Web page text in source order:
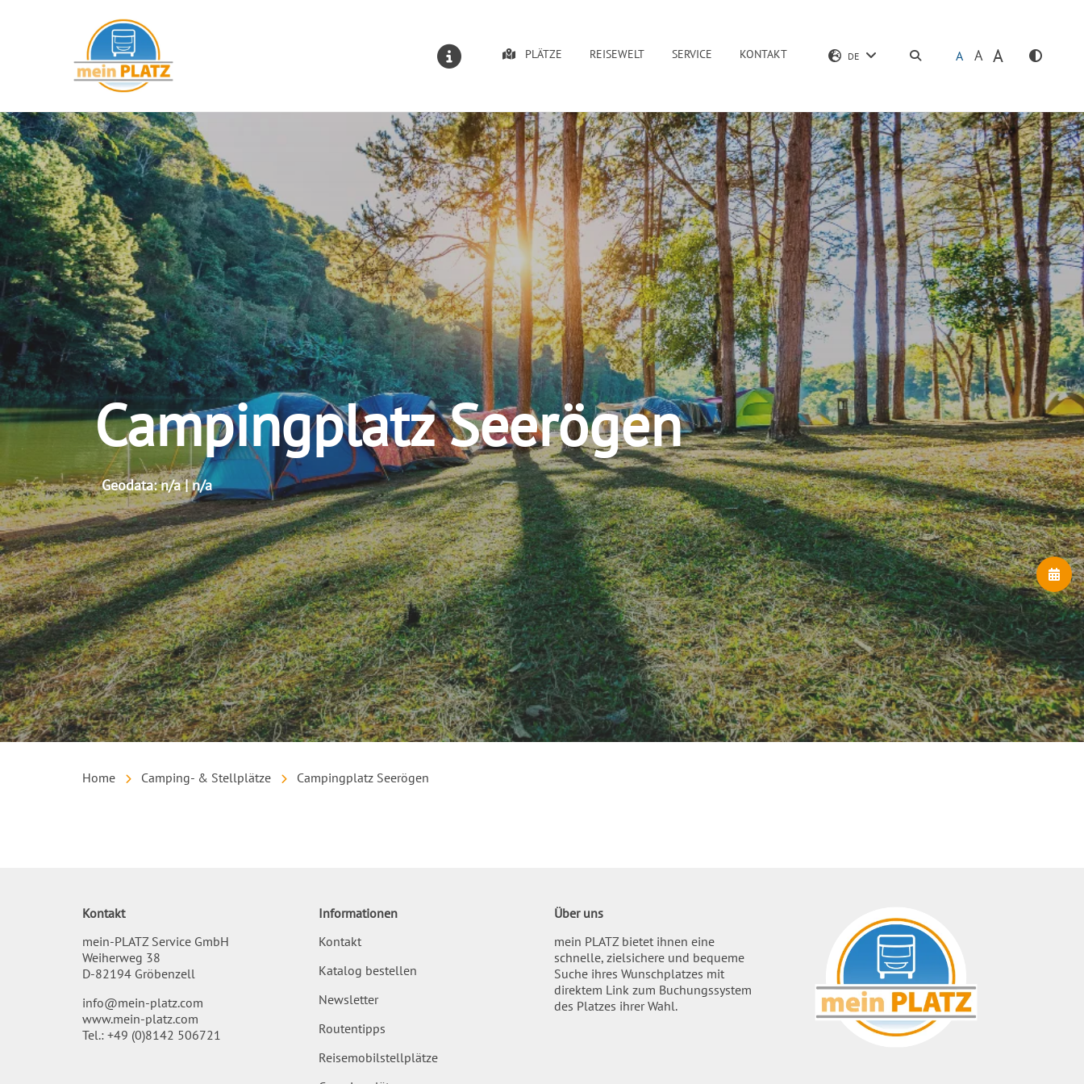
PLÄTZE REISEWELT SERVICE KONTAKT DE SUCHENA A A
Campingplatz Seerögen
Geodata: n/a | n/a
Home Camping- & Stellplätze Campingplatz Seerögen
Kontakt
mein-PLATZ Service GmbH
Weiherweg 38
D-82194 Gröbenzell
info@mein-platz.com
www.mein-platz.com
Tel.: +49 (0)8142 506721
Informationen
Kontakt
Katalog bestellen
Newsletter
Routentipps
Reisemobilstellplätze
Über uns
mein PLATZ bietet ihnen eine
schnelle, zielsichere und bequeme
Suche ihres Wunschplatzes mit
direktem Link zum Buchungssystem
des Platzes ihrer Wahl.